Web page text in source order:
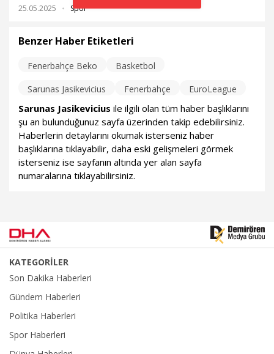
25.05.2025 Spor
Benzer Haber Etiketleri
Fenerbahçe Beko
Basketbol
Sarunas Jasikevicius
Fenerbahçe EuroLeague
Sarunas Jasikevicius ile ilgili olan tüm haber başlıklarını
şu an bulunduğunuz sayfa üzerinden takip edebilirsiniz.
Haberlerin detaylarını okumak isterseniz haber
başlıklarına tıklayabilir, daha eski gelişmeleri görmek
isterseniz ise sayfanın altında yer alan sayfa
numaralarına tıklayabilirsiniz.
KATEGORİLER
Son Dakika Haberleri
Gündem Haberleri
Politika Haberleri
Spor Haberleri